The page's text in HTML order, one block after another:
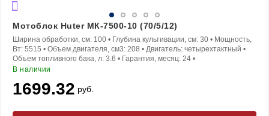
Мотоблок Huter МК-7500-10 (70/5/12)
Ширина обработки, см: 100 • Глубина культивации, см: 30 • Мощность,
Вт: 5515 • Объем двигателя, см3: 208 • Двигатель: четырехтактный •
Объем топливного бака, л: 3.6 • Гарантия, месяц: 24 •
В наличии
1699.32 руб.